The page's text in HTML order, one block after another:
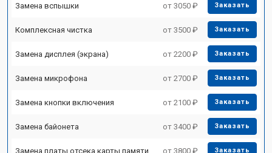
Замена вспышки от 3050 ₽ Заказать
Комплексная чистка от 3500 ₽ Заказать
Замена дисплея (экрана) от 2200 ₽ Заказать
Замена микрофона от 2700 ₽ Заказать
Замена кнопки включения от 2100 ₽ Заказать
Замена байонета от 3400 ₽ Заказать
Замена платы отсека карты памяти от 3800 ₽ Заказать